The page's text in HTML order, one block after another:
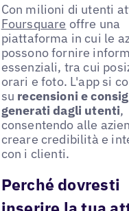
Con milioni di utenti
Foursquare offre una
piattaforma in cui le
possono fornire
essenziali, tra cui
orari e foto. L'app si
su recensioni e
generati dagli utenti,
consentendo alle
creare credibilità e
con i clienti.
Perché dovresti